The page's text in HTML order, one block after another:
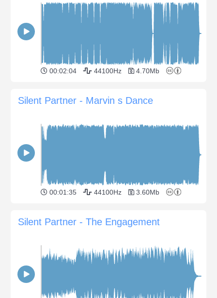
00:02:04 44100Hz 4.70Mb
Silent Partner - Marvin s Dance
00:01:35 44100Hz 3.60Mb
Silent Partner - The Engagement